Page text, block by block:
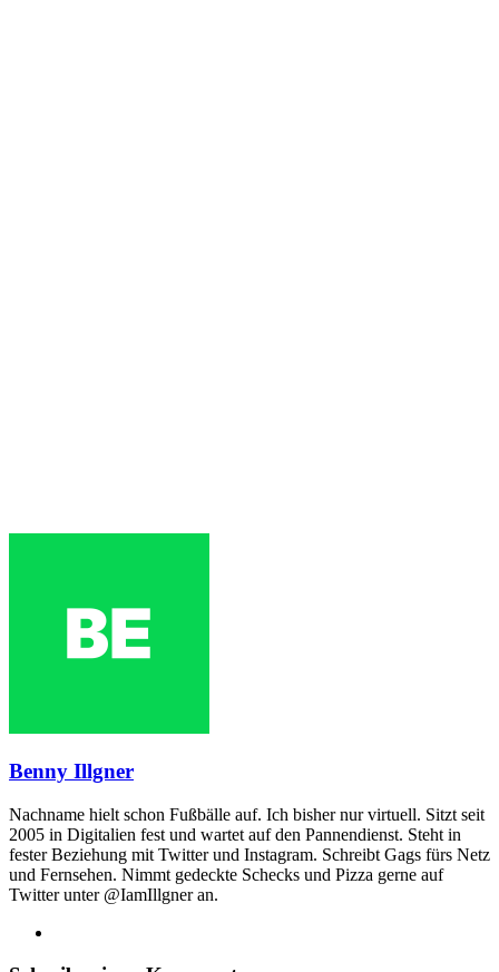
Benny Illgner
Nachname hielt schon Fußbälle auf. Ich bisher nur virtuell. Sitzt seit
2005 in Digitalien fest und wartet auf den Pannendienst. Steht in
fester Beziehung mit Twitter und Instagram. Schreibt Gags fürs Netz
und Fernsehen. Nimmt gedeckte Schecks und Pizza gerne auf
Twitter unter @IamIllgner an.